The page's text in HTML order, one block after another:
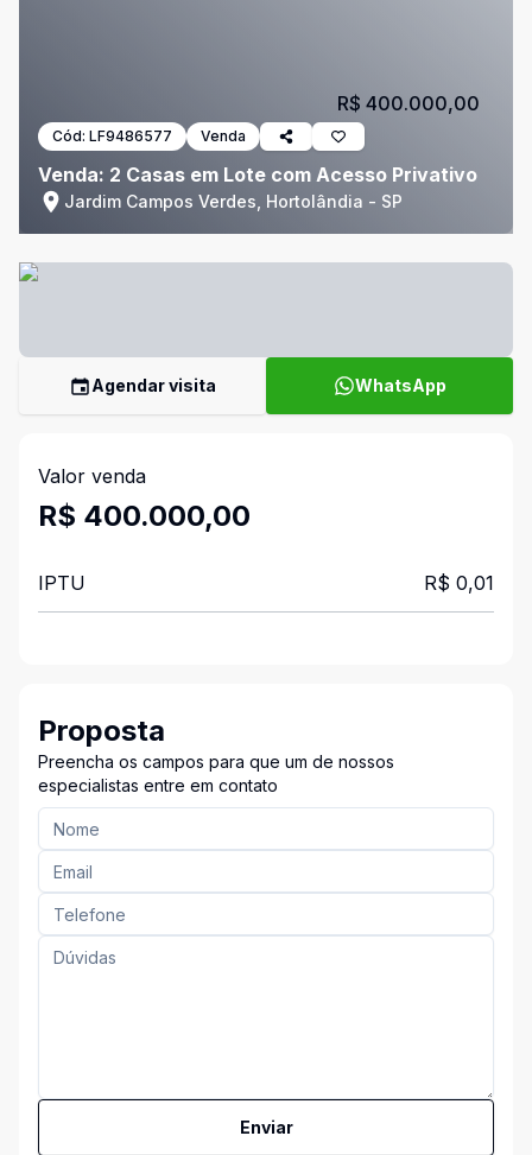
Cód: LF9486577 Venda
Venda: 2 Casas em Lote com Acesso Privativo
Jardim Campos Verdes, Hortolândia - SP
R$ 400.000,00
Agendar visita WhatsApp
Valor venda
R$ 400.000,00
IPTU R$ 0,01
Proposta
Preencha os campos para que um de nossos
especialistas entre em contato
Enviar